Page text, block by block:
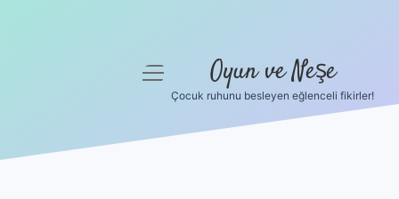
menüyü
Oyun ve Neşe
Çocuk ruhunu besleyen eğlenceli fikirler!